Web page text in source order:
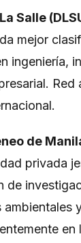
Salle
mejor
ingeniería,
Red
de
privada
de
ambientales
en